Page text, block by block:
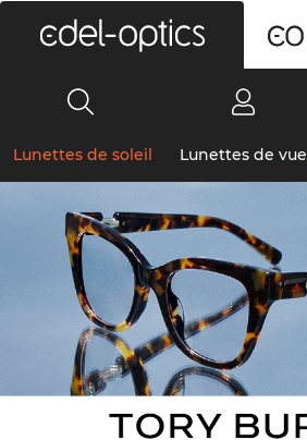
Lunettes de soleil Lunettes de vue